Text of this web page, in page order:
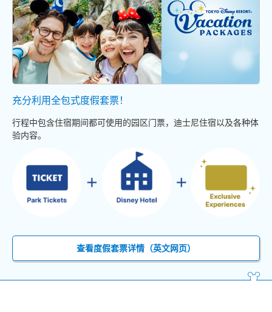
充分利用全包式度假套票！
行程中包含住宿期间都可使用的园区门票，迪士尼住宿以及各种体
验内容。
查看度假套票详情（英文网页）